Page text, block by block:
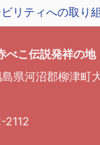
リティへの取り
べこ伝説発祥の地
県河沼郡柳津町
2112